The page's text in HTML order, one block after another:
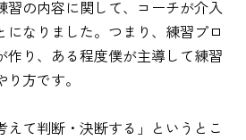
習の内容に関して、コーチが介入
になりました。つまり、練習プロ
作り、ある程度僕が主導して練習
方です。
えて判断・決断する」というとこ